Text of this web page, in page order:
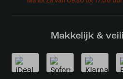
Makkelijk &